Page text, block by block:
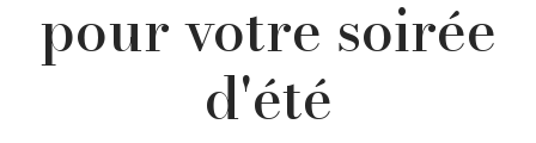
pour votre soirée
d'été